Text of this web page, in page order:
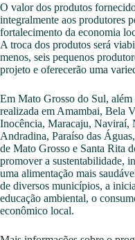
O valor dos produtos
integralmente aos produtores
fortalecimento da economia
A troca dos produtos será
menos, seis pequenos
projeto e oferecerão uma
Em Mato Grosso do Sul, além
realizada em Amambai, Bela
Inocência, Maracaju, Naviraí,
Andradina, Paraíso das
de Mato Grosso e Santa Rita
promover a sustentabilidade,
uma alimentação mais
de diversos municípios, a
educação ambiental, o
econômico local.